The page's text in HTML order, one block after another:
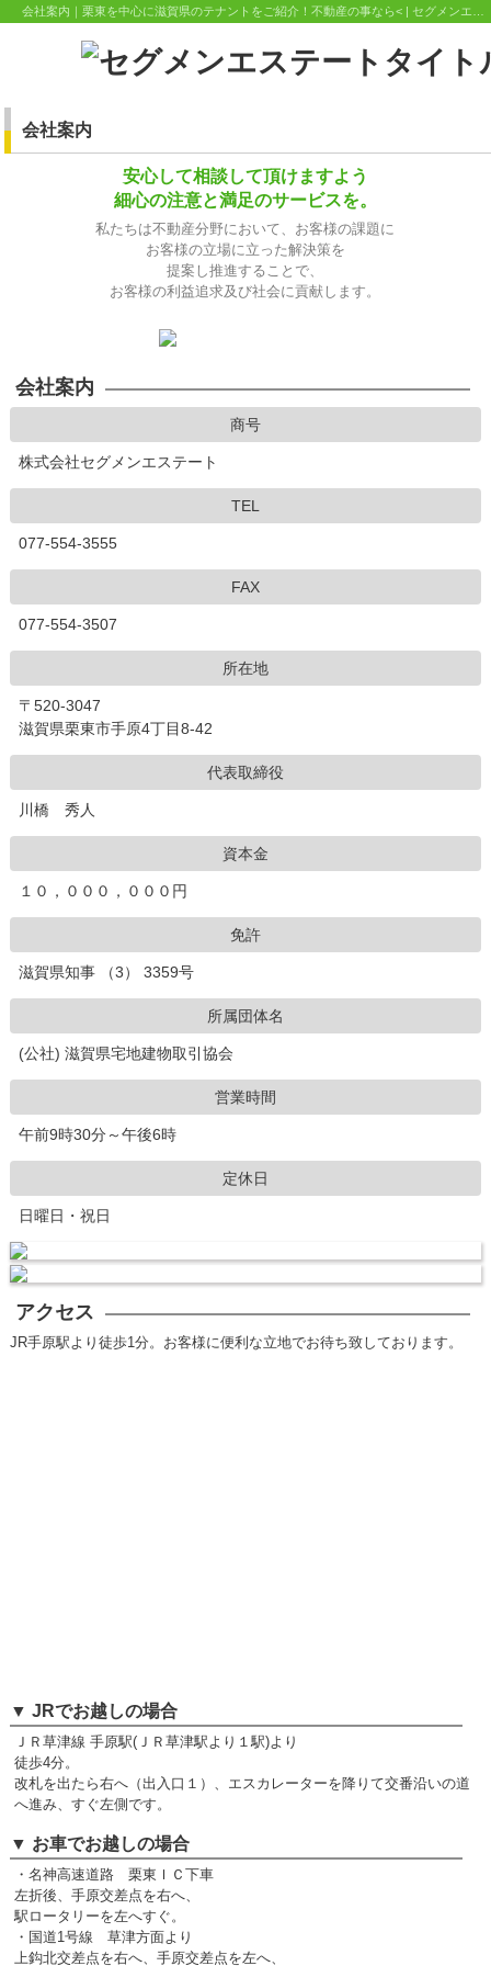
会社案内
安心して相談して頂けますよう
細心の注意と満足のサービスを。
私たちは不動産分野において、お客様の課題に
お客様の立場に立った解決策を
提案し推進することで、
お客様の利益追求及び社会に貢献します。
会社案内
商号
株式会社セグメンエステート
TEL
077-554-3555
FAX
077-554-3507
所在地
〒520-3047
滋賀県栗東市手原4丁目8-42
代表取締役
川橋 秀人
資本金
１０，０００，０００円
免許
滋賀県知事 （3） 3359号
所属団体名
(公社) 滋賀県宅地建物取引協会
営業時間
午前9時30分～午後6時
定休日
日曜日・祝日
アクセス
JR手原駅より徒歩1分。お客様に便利な立地でお待ち致しております。
▼ JRでお越しの場合
ＪＲ草津線 手原駅(ＪＲ草津駅より１駅)より
徒歩4分。
改札を出たら右へ（出入口１）、エスカレーターを降りて交番沿いの道
へ進み、すぐ左側です。
▼ お車でお越しの場合
・名神高速道路 栗東ＩＣ下車
左折後、手原交差点を右へ、
駅ロータリーを左へすぐ。
・国道1号線 草津方面より
上鈎北交差点を右へ、手原交差点を左へ、